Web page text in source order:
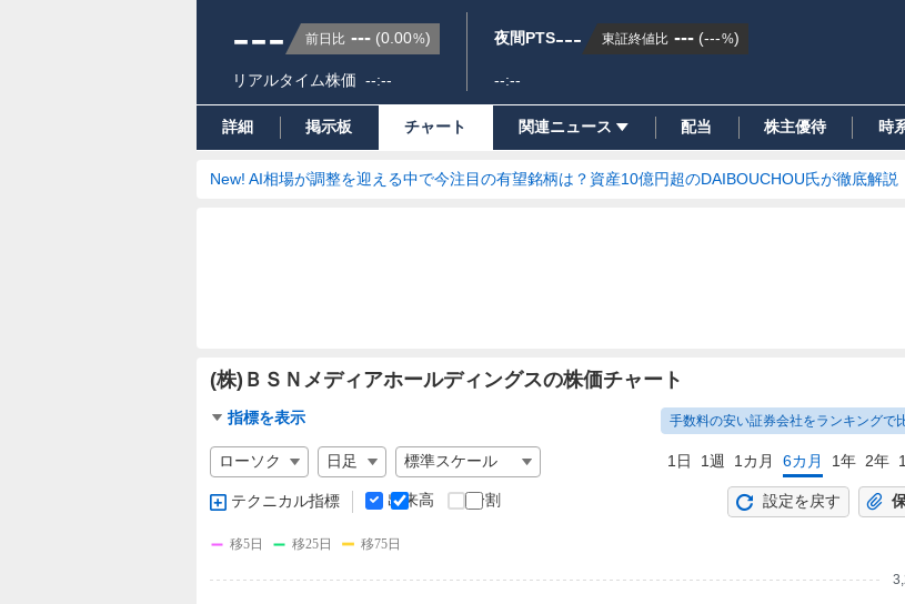
--- 前日比 --- (0.00%)
リアルタイム株価 --:--
夜間PTS--- 東証終値比 --- (---%)
--:--
詳細 掲示板 チャート 関連ニュース 配当 株主優待 時
New! AI相場が調整を迎える中で今注目の有望銘柄は？資産10億円超のDAIBOUCHOU氏が徹底解説
(株)ＢＳＮメディアホールディングスの株価チャート
チ
ャ
ー
ト
指
標
手数料の安い証券会社をランキングで
指標を表示
チ
ャ
ー
の
定
1日 1週 1カ月 6カ月 1年 2年
テクニカル指標 出来高 分割 設定を戻す
移5日 移25日 移75日